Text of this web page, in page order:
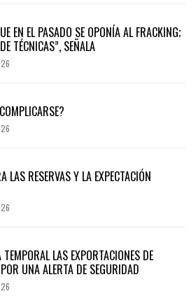
EN EL PASADO SE OPONÍA AL FRACKING;
TÉCNICAS”, SEÑALA
LAS RESERVAS Y LA EXPECTACIÓN
LAS EXPORTACIONES DE
UNA ALERTA DE SEGURIDAD